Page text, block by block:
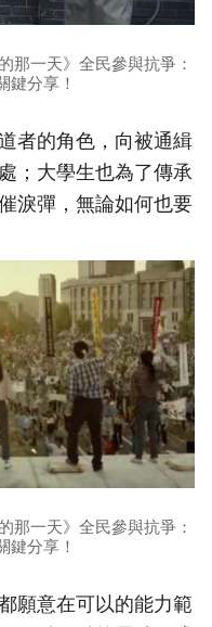
那一天》全民參與抗爭：
鍵分享！
者的角色，向被通緝
；大學生也為了傳承
淚彈，無論如何也要
那一天》全民參與抗爭：
鍵分享！
願意在可以的能力範